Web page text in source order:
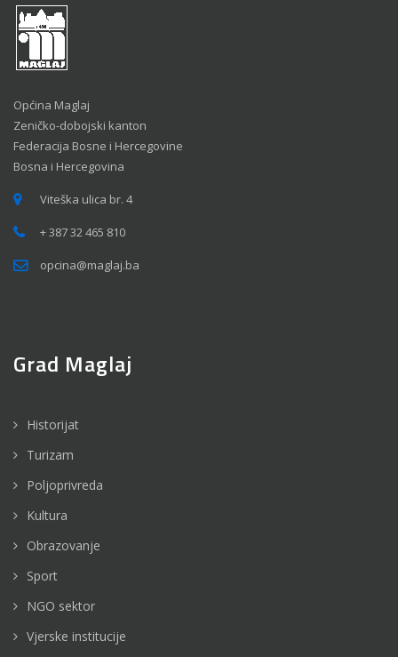
Općina Maglaj
Zeničko-dobojski kanton
Federacija Bosne i Hercegovine
Bosna i Hercegovina
Viteška ulica br. 4
+ 387 32 465 810
opcina@maglaj.ba
Grad Maglaj
Historijat
Turizam
Poljoprivreda
Kultura
Obrazovanje
Sport
NGO sektor
Vjerske institucije